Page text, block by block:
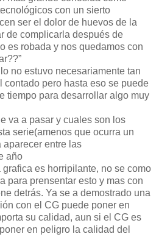
con un sierto
ser el dolor de huevos de la
de complicarla después de
es robada y nos quedamos con
no estuvo necesariamente tan
contado pero hasta eso se puede
tiempo para desarrollar algo muy
va a pasar y cuales son los
serie(amenos que ocurra un
aparecer entre las
año
es horripilante, no se como
para prensentar esto y mas con
detrás. Ya se a demostrado una
con el CG puede poner en
su calidad, aun si el CG es
en peligro la calidad del